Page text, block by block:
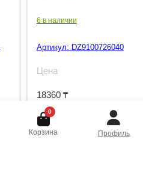
6 в наличии
Артикул: DZ9100726040
Цена
18360 ₸
0
Корзина Профиль